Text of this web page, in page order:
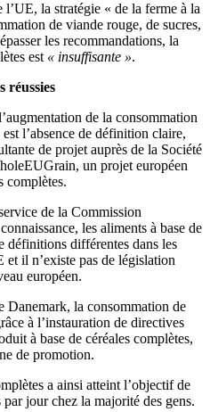
la stratégie « de la ferme à la
de viande rouge, de sucres,
les recommandations, la
est « insuffisante ».
réussies
de la consommation
l’absence de définition claire,
de projet auprès de la Société
un projet européen
complètes.
de la Commission
les aliments à base de
définitions différentes dans les
et il n’existe pas de législation
européen.
Danemark, la consommation de
à l’instauration de directives
à base de céréales complètes,
de promotion.
a ainsi atteint l’objectif de
jour chez la majorité des gens.